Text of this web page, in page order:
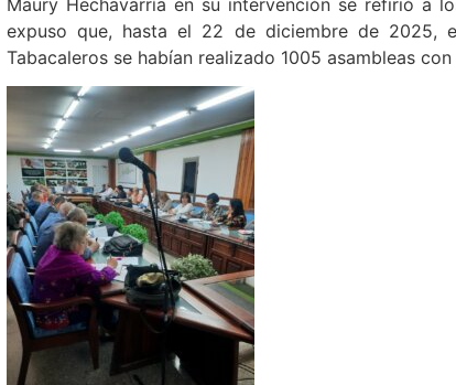
expuso que, hasta el 22 de diciembre de 2025,
Tabacaleros se habían realizado 1005 asambleas